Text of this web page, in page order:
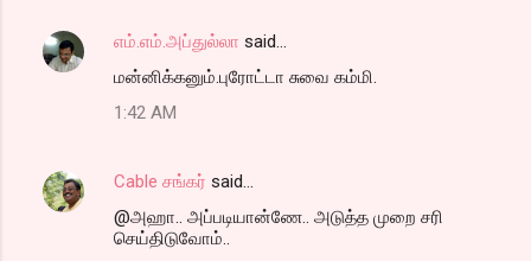
C
e
எம்.எம்.அப்துல்லா said…
மன்னிக்கனும்.புரோட்டா சுவை கம்மி.
1:42 AM
Cable சங்கர் said…
@அஹா.. அப்படியான்ணே.. அடுத்த முறை சரி
செய்திடுவோம்..